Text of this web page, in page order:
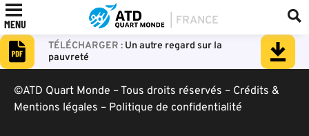
MENU
Un autre regard sur la
pauvreté
©ATD Quart Monde – Tous droits réservés – Crédits &
Mentions légales – Politique de confidentialité